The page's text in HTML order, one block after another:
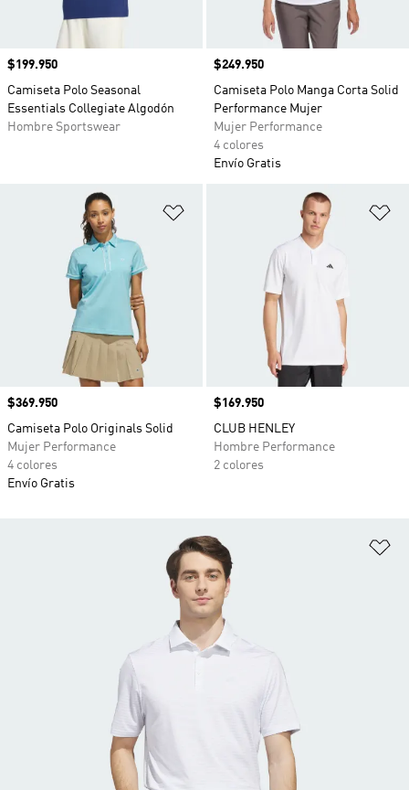
Precio
$199.950
Camiseta Polo Seasonal
Essentials Collegiate Algodón
Hombre Sportswear
Precio
$249.950
Camiseta Polo Manga Corta Solid
Performance Mujer
Mujer Performance
4 colores
Envío Gratis
Añadir a la lista de deseos
Precio
$369.950
Camiseta Polo Originals Solid
Mujer Performance
4 colores
Envío Gratis
Precio
$169.950
CLUB HENLEY
Hombre Performance
2 colores